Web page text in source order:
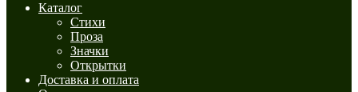
Каталог
Стихи
Проза
Значки
Открытки
Доставка и оплата